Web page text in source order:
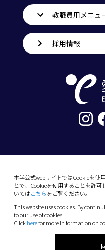
本学公式webサイトではCookieを使
とで、Cookieを使用することを許
いてはこちらをご覧ください。
This website uses cookies. By
to our use of cookies.
Clickherefor more in formation on
教職員用メニュ
採用情報
10-13 Dogo-Himata,
Phone: +81 89-927-9000
(C) 2026